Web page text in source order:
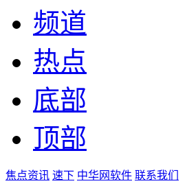
频道
热点
底部
顶部
焦点资讯 速下 中华网软件 联系我们